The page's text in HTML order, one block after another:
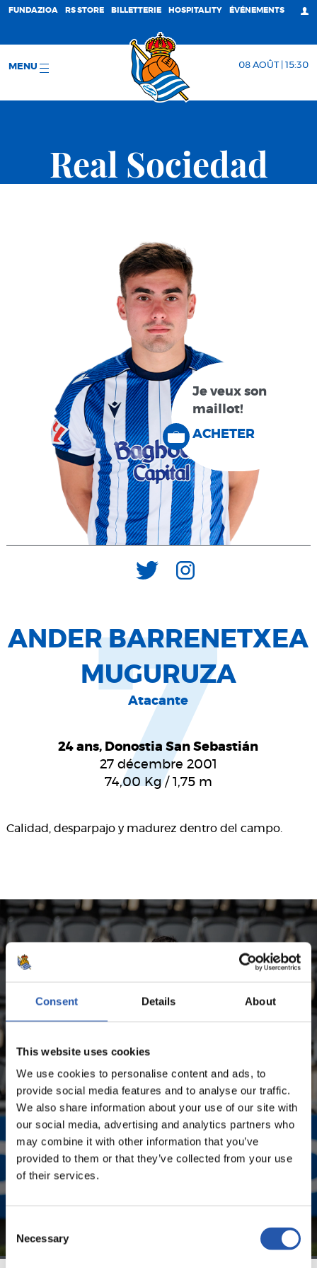
Consent Details About
This website uses cookies
We use cookies to personalise content and ads, to
provide social media features and to analyse our traffic.
We also share information about your use of our site with
our social media, advertising and analytics partners who
may combine it with other information that you’ve
provided to them or that they’ve collected from your use
of their services.
Selection
Necessary
FUNDAZIOA RS STORE BILLETTERIE HOSPITALITY ÉVÉNEMENTS
MENU 08 AOÛT | 15:30
Real Sociedad
Je veux son
maillot!
ACHETER
ANDER BARRENETXEA
MUGURUZA
Atacante
24 ans, Donostia San Sebastián
27 décembre 2001
74,00 Kg /1,75 m
Calidad, desparpajo y madurez dentro del campo.
7
STATISTIQUES DE LA SAISON
ANDER BARRENETXEA MUGURUZA
UTILISATEURS ENREGISTRÉS !
Ce contenu est réservé aux utilisateurs enregistrés sur
notre site web.
S'inscrire en cliquant sur l'Identifiantet profitez du
contenu exclusif pour vous.